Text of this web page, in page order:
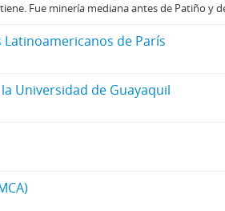
Fue minería mediana antes de Patiño y
de París
Universidad de Guayaquil